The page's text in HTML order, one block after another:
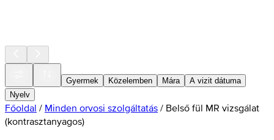
Gyermek Közelemben Mára
A vizit dátuma
Nyelv
Főoldal / Minden orvosi szolgáltatás / Belső fül MR vizsgálat
(kontrasztanyagos)